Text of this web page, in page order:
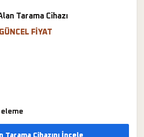
Tarama Cihazı
GÜNCEL FIYAT
eleme
Tarama Cihazını İncele